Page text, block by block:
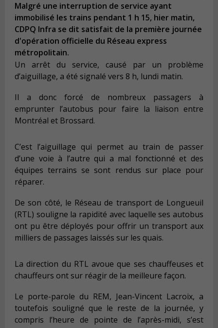
Malgré une interruption de service ayant
immobilisé les trains pendant 1 h 15, hier matin,
CDPQ Infra se dit satisfait de la première journée
d'opération officielle du Réseau express
métropolitain.
Un arrêt du service, causé par un problème
d’aiguillage, a été signalé vers 8 h, lundi matin.
Il a donc forcé de nombreux passagers à
emprunter l’autobus pour faire la liaison entre
Montréal et Brossard.
C’est l’aiguillage qui permet au train de passer
d’une voie à l’autre qui a mal fonctionné et des
équipes terrains se sont rendus sur place pour
réparer.
De son côté, le Réseau de transport de Longueuil
(RTL) souligne la rapidité avec laquelle ses autobus
ont pu être déployés pour offrir un transport aux
milliers de passages laissés sur les quais.
La direction du RTL avoue que ses chauffeuses et
chauffeurs ont sur réagir de la meilleure façon.
Le porte-parole du REM, Jean-Vincent Lacroix, a
toutefois souligné que le reste de la journée, y
compris l’heure de pointe de l’après-midi, s’est